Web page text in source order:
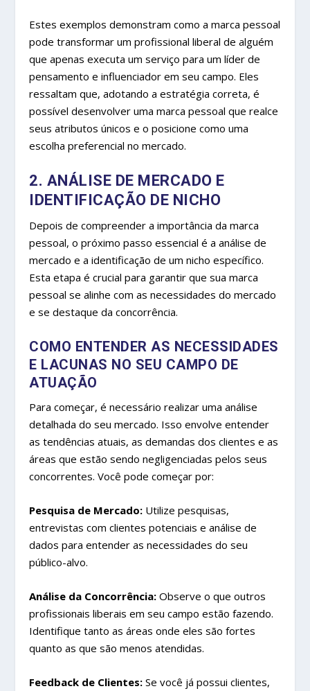
Estes exemplos demonstram como a marca pessoal
pode transformar um profissional liberal de alguém
que apenas executa um serviço para um líder de
pensamento e influenciador em seu campo. Eles
ressaltam que, adotando a estratégia correta, é
possível desenvolver uma marca pessoal que realce
seus atributos únicos e o posicione como uma
escolha preferencial no mercado.
2. ANÁLISE DE MERCADO E
IDENTIFICAÇÃO DE NICHO
Depois de compreender a importância da marca
pessoal, o próximo passo essencial é a análise de
mercado e a identificação de um nicho específico.
Esta etapa é crucial para garantir que sua marca
pessoal se alinhe com as necessidades do mercado
e se destaque da concorrência.
COMO ENTENDER AS NECESSIDADES
E LACUNAS NO SEU CAMPO DE
ATUAÇÃO
Para começar, é necessário realizar uma análise
detalhada do seu mercado. Isso envolve entender
as tendências atuais, as demandas dos clientes e as
áreas que estão sendo negligenciadas pelos seus
concorrentes. Você pode começar por:
Pesquisa de Mercado: Utilize pesquisas,
entrevistas com clientes potenciais e análise de
dados para entender as necessidades do seu
público-alvo.
Análise da Concorrência: Observe o que outros
profissionais liberais em seu campo estão fazendo.
Identifique tanto as áreas onde eles são fortes
quanto as que são menos atendidas.
Feedback de Clientes: Se você já possui clientes,